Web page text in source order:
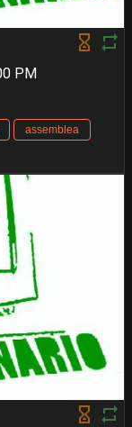
PM
assemblea